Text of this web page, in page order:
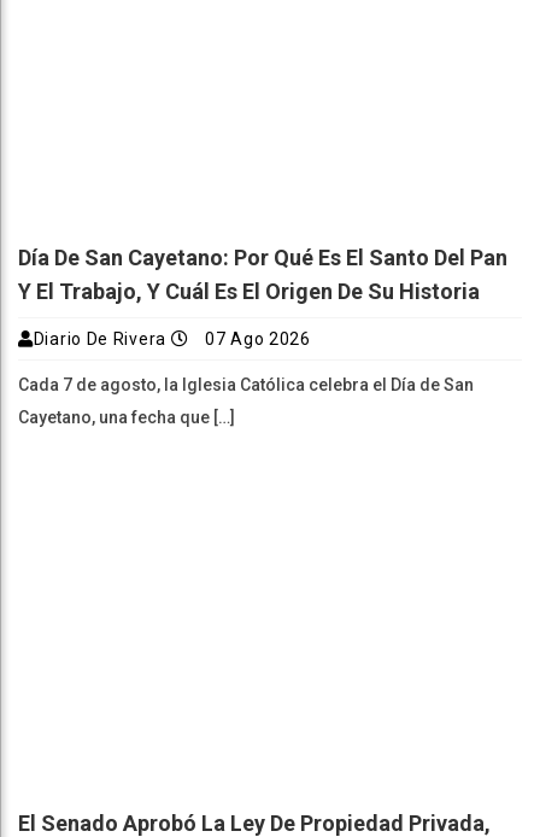
Día De San Cayetano: Por Qué Es El Santo Del Pan
Y El Trabajo, Y Cuál Es El Origen De Su Historia
Diario De Rivera 07 Ago 2026
Cada 7 de agosto, la Iglesia Católica celebra el Día de San
Cayetano, una fecha que […]
El Senado Aprobó La Ley De Propiedad Privada,